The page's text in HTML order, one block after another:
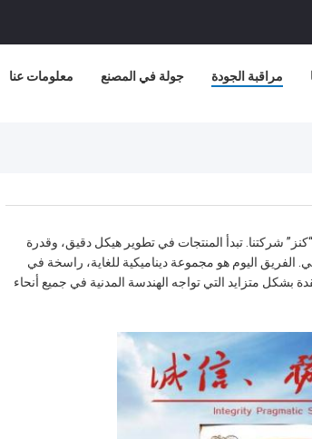
معلومات عنا جولة في المصنع مراقبة الجودة
“كنز” شركتنا. تبدأ المنتجات في تطوير هيكل دقيق، وقدرة
الفريق اليوم هو مجموعة ديناميكية للغاية، راسخة في
متزايد التي تواجه الهندسة المدنية في جميع أنحاء